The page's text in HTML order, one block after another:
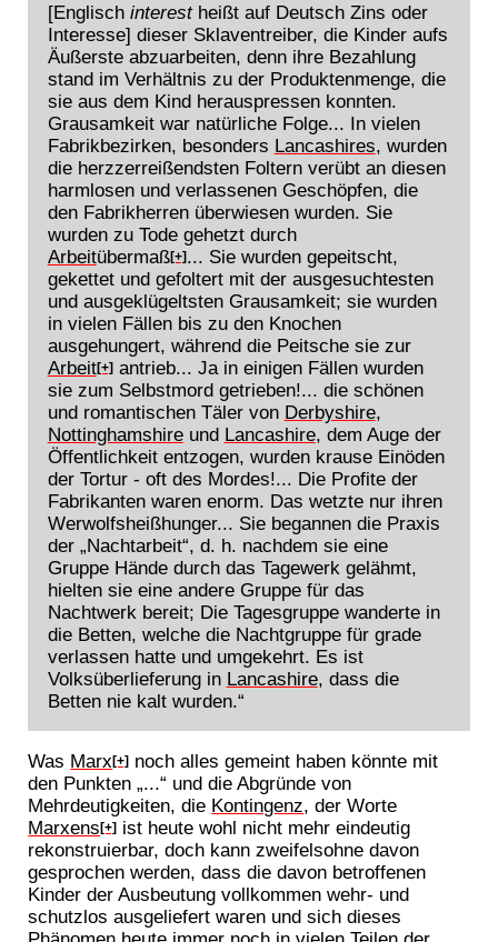
[Englisch interestheißt auf Deutsch Zins oder
Interesse] dieser Sklaventreiber, die Kinder aufs
Äußerste abzuarbeiten, denn ihre Bezahlung
stand im Verhältnis zu der Produktenmenge, die
sie aus dem Kind herauspressen konnten.
Grausamkeit war natürliche Folge... In vielen
Fabrikbezirken, besonders Lancashires, wurden
die herzzerreißendsten Foltern verübt an diesen
harmlosen und verlassenen Geschöpfen, die
den Fabrikherren überwiesen wurden. Sie
wurden zu Tode gehetzt durch
Arbeitübermaß[+]... Sie wurden gepeitscht,
gekettet und gefoltert mit der ausgesuchtesten
und ausgeklügeltsten Grausamkeit; sie wurden
in vielen Fällen bis zu den Knochen
ausgehungert, während die Peitsche sie zur
Arbeit[+]antrieb... Ja in einigen Fällen wurden
sie zum Selbstmord getrieben!... die schönen
und romantischen Täler von Derbyshire,
Nottinghamshireund Lancashire, dem Auge der
Öffentlichkeit entzogen, wurden krause Einöden
der Tortur - oft des Mordes!... Die Profite der
Fabrikanten waren enorm. Das wetzte nur ihren
Werwolfsheißhunger... Sie begannen die Praxis
der „Nachtarbeit“, d. h. nachdem sie eine
Gruppe Hände durch das Tagewerk gelähmt,
hielten sie eine andere Gruppe für das
Nachtwerk bereit; Die Tagesgruppe wanderte in
die Betten, welche die Nachtgruppe für grade
verlassen hatte und umgekehrt. Es ist
Volksüberlieferung in Lancashire, dass die
Betten nie kalt wurden.“
Was Marx[+] noch alles gemeint haben könnte mit
den Punkten „...“ und die Abgründe von
Mehrdeutigkeiten, die Kontingenz, der Worte
Marxens[+] ist heute wohl nicht mehr eindeutig
rekonstruierbar, doch kann zweifelsohne davon
gesprochen werden, dass die davon betroffenen
Kinder der Ausbeutung vollkommen wehr- und
schutzlos ausgeliefert waren und sich dieses